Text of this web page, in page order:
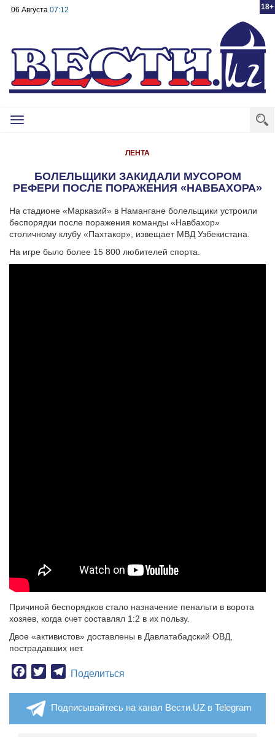
18+
06 Августа 07:12
Toggle
ЛЕНТА
БОЛЕЛЬЩИКИ ЗАКИДАЛИ МУСОРОМ
РЕФЕРИ ПОСЛЕ ПОРАЖЕНИЯ «НАВБАХОРА»
На стадионе «Марказий» в Намангане болельщики устроили
беспорядки после поражения команды «Навбахор»
столичному клубу «Пахтакор», извещает МВД Узбекистана.
На игре было более 15 800 любителей спорта.
Причиной беспорядков стало назначение пенальти в ворота
хозяев, когда счет составлял 1:2 в их пользу.
Двое «активистов» доставлены в Давлатабадский ОВД,
пострадавших нет.
Facebook
TwitterTelegram
Поделиться
Подписывайтесь на канал Вести.UZ в Telegram